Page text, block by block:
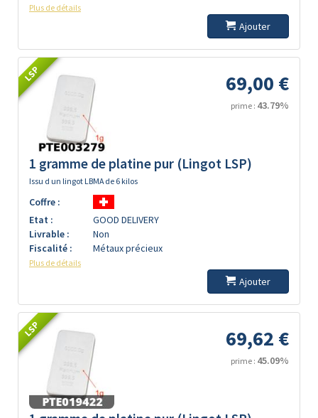
Plus de détails
Ajouter
LSP 69,00 €
prime : 43.79%
1 gramme de platine pur (Lingot LSP)
Issu d un lingot LBMA de 6 kilos
Coffre :
Etat :
GOOD DELIVERY
Livrable :
Non
Fiscalité :
Métaux précieux
Plus de détails
Ajouter
LSP 69,62 €
prime : 45.09%